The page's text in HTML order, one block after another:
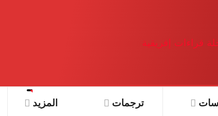
ترجمات المزيد